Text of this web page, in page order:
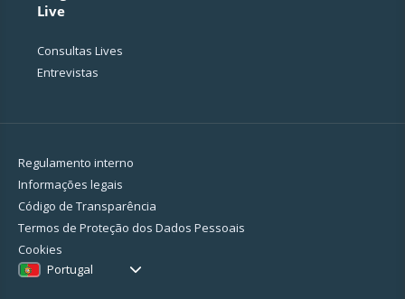
Live
Consultas Lives
Entrevistas
Regulamento interno
Informações legais
Código de Transparência
Termos de Proteção dos Dados Pessoais
Cookies
Portugal